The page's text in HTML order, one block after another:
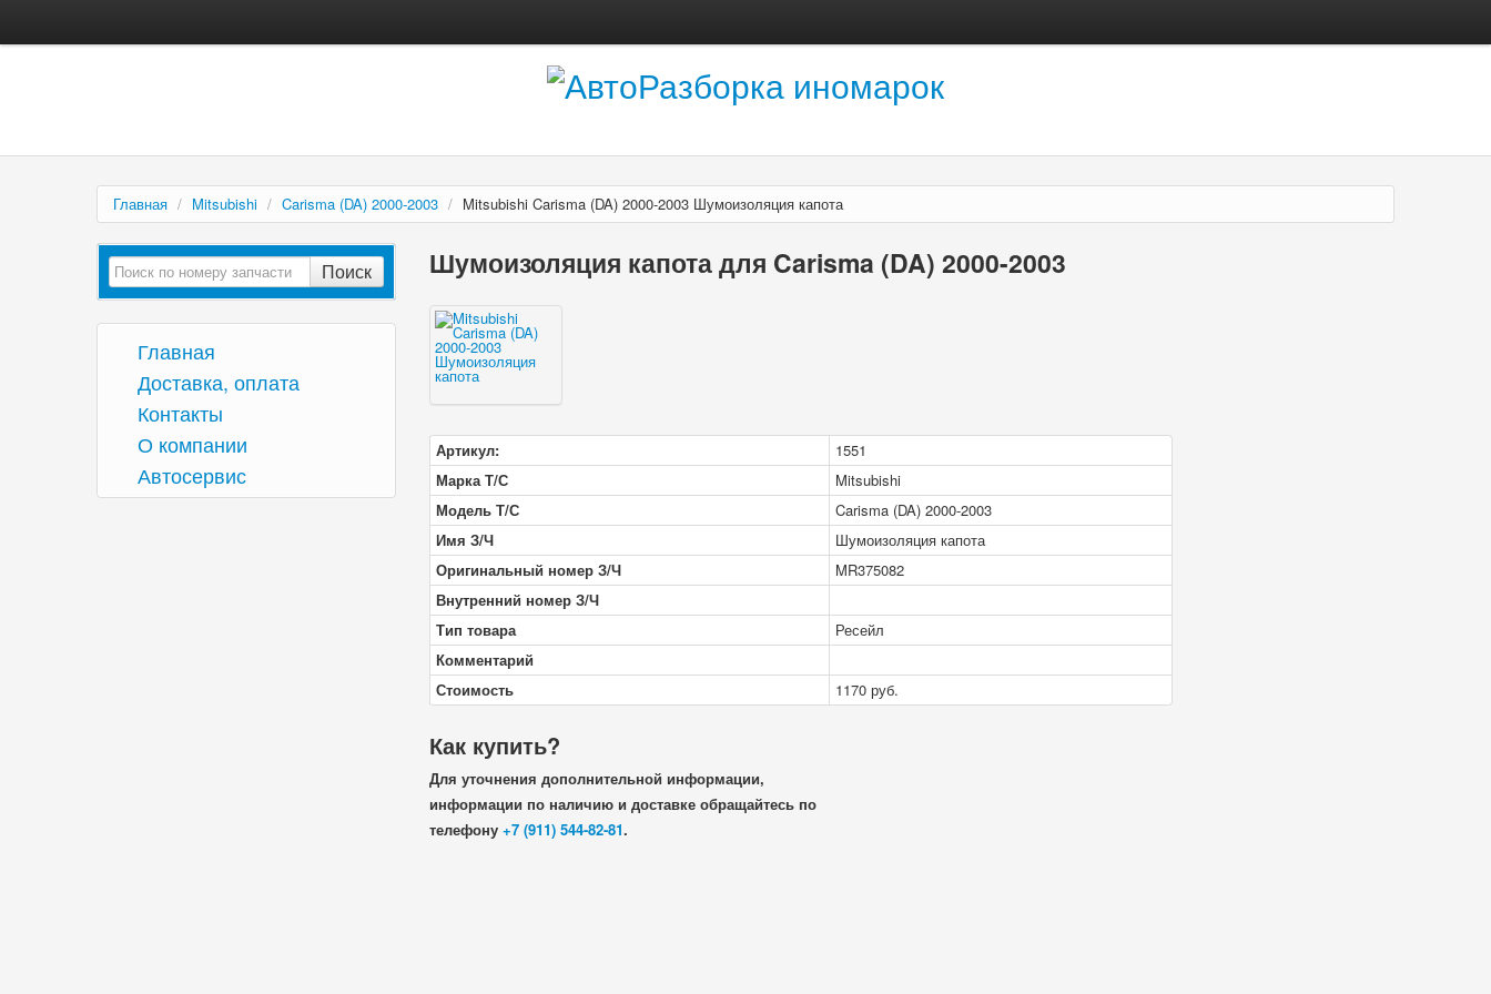
Главная / Mitsubishi / Carisma (DA) 2000-2003 / Mitsubishi Carisma (DA) 2000-2003 Шумоизоляция капота
Поиск
Главная
Доставка, оплата
Контакты
О компании
Автосервис
Шумоизоляция капота для Carisma (DA) 2000-2003
Артикул:
1551
Марка Т/С
Mitsubishi
Модель Т/С
Carisma (DA) 2000-2003
Имя З/Ч
Шумоизоляция капота
Оригинальный номер З/Ч
MR375082
Внутренний номер З/Ч
Тип товара
Ресейл
Комментарий
Стоимость
1170 руб.
Как купить?
Для уточнения дополнительной информации,
информации по наличию и доставке обращайтесь по
телефону +7 (911) 544-82-81.